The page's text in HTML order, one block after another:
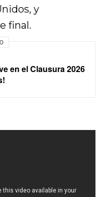
y
final.
en el Clausura 2026